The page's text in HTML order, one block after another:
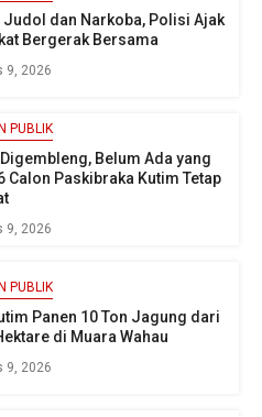
Judol dan Narkoba, Polisi Ajak
Bergerak Bersama
9, 2026
PUBLIK
Belum Ada yang
Calon Paskibraka Kutim Tetap
9, 2026
PUBLIK
Panen 10 Ton Jagung dari
di Muara Wahau
9, 2026